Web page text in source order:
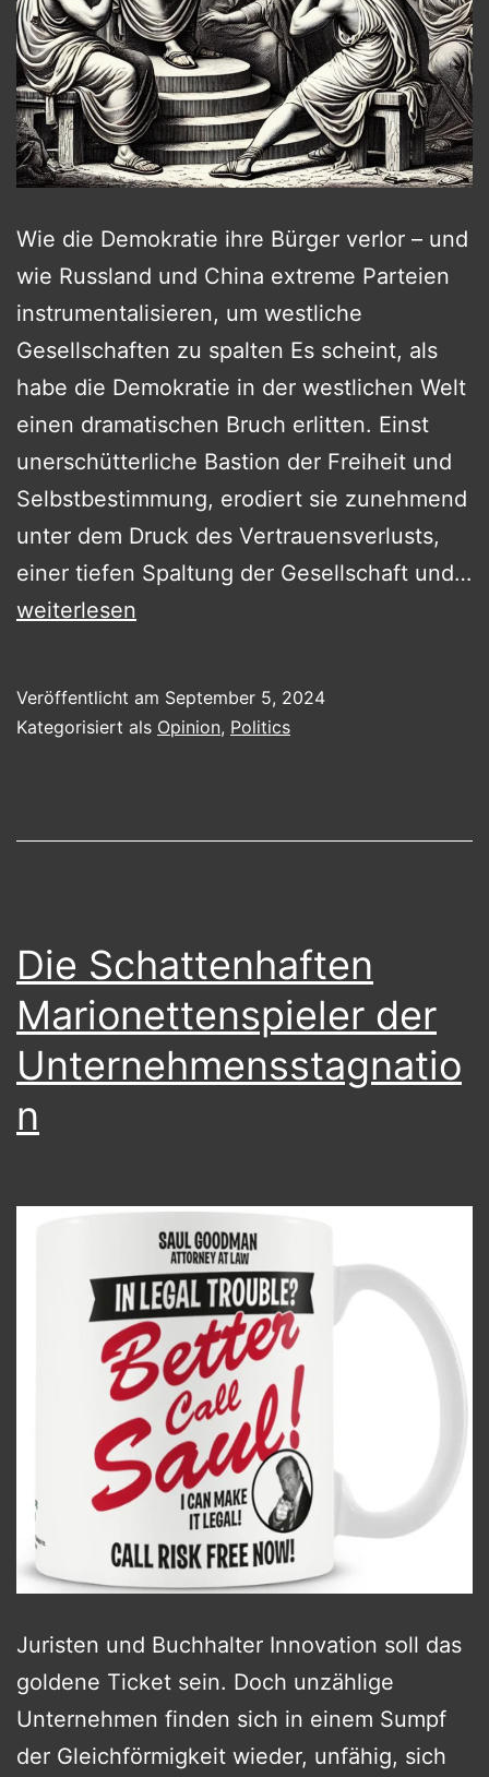
Wie die Demokratie ihre Bürger verlor – und
wie Russland und China extreme Parteien
instrumentalisieren, um westliche
Gesellschaften zu spalten Es scheint, als
habe die Demokratie in der westlichen Welt
einen dramatischen Bruch erlitten. Einst
unerschütterliche Bastion der Freiheit und
Selbstbestimmung, erodiert sie zunehmend
unter dem Druck des Vertrauensverlusts,
einer tiefen Spaltung der Gesellschaft und…
Verlieren
Integrieren
wir
Demokratie?
weiterlesen
Veröffentlicht am September 5, 2024
Kategorisiert als Opinion, Politics
Die Schattenhaften
Marionettenspieler der
Unternehmensstagnatio
n
Juristen und Buchhalter Innovation soll das
goldene Ticket sein. Doch unzählige
Unternehmen finden sich in einem Sumpf
der Gleichförmigkeit wieder, unfähig, sich